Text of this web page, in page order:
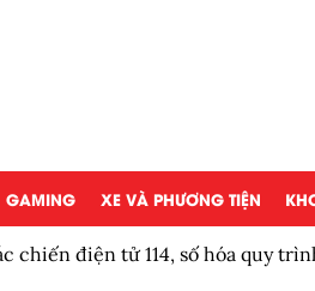
GAMING XE VÀ PHƯƠNG TIỆN
chiến điện tử 114, số hóa quy